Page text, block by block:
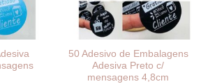
50 Adesivo de Embalagens
Adesiva Preto c/
mensagens 4,8cm